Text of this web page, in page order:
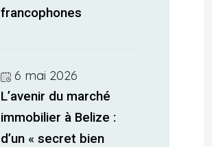
francophones
6 mai 2026
L’avenir du marché
immobilier à Belize :
d’un « secret bien